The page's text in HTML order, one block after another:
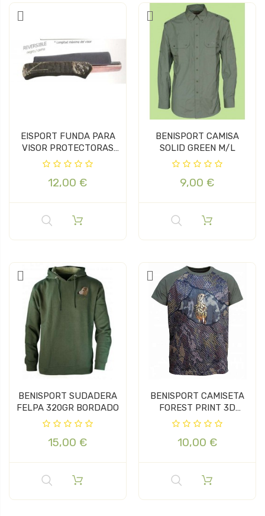
EISPORT FUNDA PARA
VISOR PROTECTORAS
DE...
12,00 €
BENISPORT CAMISA
SOLID GREEN M/L
9,00 €
BENISPORT SUDADERA
FELPA 320GR BORDADO
15,00 €
BENISPORT CAMISETA
FOREST PRINT 3D
ZORZAL
10,00 €